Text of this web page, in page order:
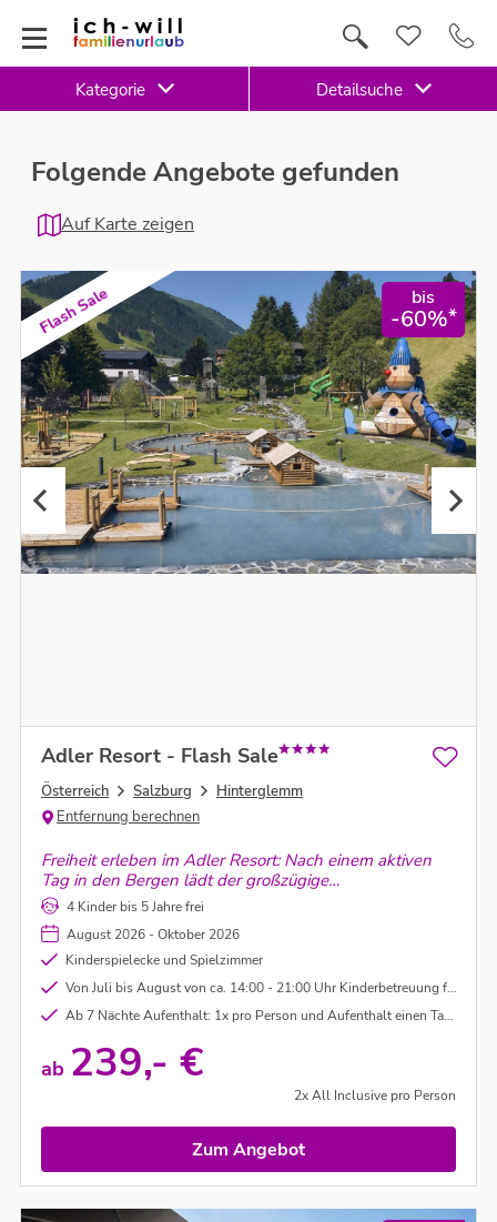
Kategorie Detailsuche
Folgende Angebote gefunden
Auf Karte zeigen
Flash Sale bis
-60%*
Adler Resort - Flash Sale
Österreich Salzburg
Hinterglemm
Entfernung berechnen
Freiheit erleben im Adler Resort: Nach einem aktiven
Tag in den Bergen lädt der großzügige
Wellnessbereich zum Abschalten ein – mit einem
beheizten Pool und dem wohl schönsten
Panoramablick ins Tal.
4 Kinder bis 5 Jahre frei
August 2026 - Oktober 2026
Kinderspielecke und Spielzimmer
Von Juli bis August von ca. 14:00 - 21:00 Uhr Kinderbetreuung für Kinder ab 3 Jahre
Ab 7 Nächte Aufenthalt: 1x pro Person und Aufenthalt einen Tag E-Bike Verleih im Wert von ca. € 50,00 inklusive
ab 239,- €
2x All Inclusive pro Person
Zum Angebot